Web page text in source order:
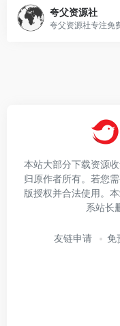
夸父资源社
本站大部分下载资源
归原作者所有。若您
版授权并合法使用。
系站长
友链申请 免